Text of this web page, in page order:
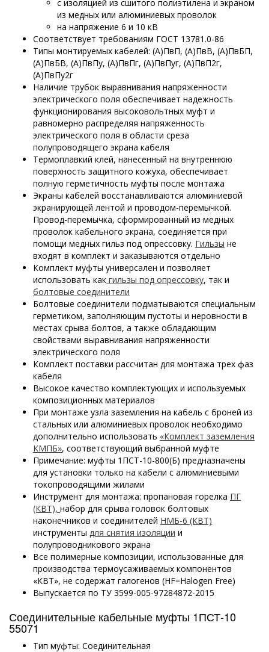
с изоляцией из сшитого полиэтилена и экраном
из медных или алюминиевых проволок
на напряжение 6 и 10 кВ
Соответствует требованиям ГОСТ 13781.0-86
Типы монтируемых кабелей: (А)ПвП, (А)ПвВ, (А)ПвБП,
(А)ПвБВ, (А)ПвПу, (А)ПвПг, (А)ПвПуг, (А)ПвП2г,
(А)ПвПу2г
Наличие трубок выравнивания напряженности
электрического поля обеспечивает надежность
функционирования высоковольтных муфт и
равномерно распределяя напряженность
электрического поля в области среза
полупроводящего экрана кабеля
Термоплавкий клей, нанесенный на внутреннюю
поверхность защитного кожуха, обеспечивает
полную герметичность муфты после монтажа
Экраны кабелей восстанавливаются алюминиевой
экранирующей лентой и проводом-перемычкой.
Провод-перемычка, сформированный из медных
проволок кабельного экрана, соединяется при
помощи медных гильз под опрессовку. Гильзы не
входят в комплект и заказываются отдельно
Комплект муфты универсален и позволяет
использовать как гильзы под опрессовку, так и
болтовые соединители
Болтовые соединители подматываются специальным
герметиком, заполняющим пустоты и неровности в
местах срыва болтов, а также обладающим
свойствами выравнивания напряженности
электрического поля
Комплект поставки рассчитан для монтажа трех фаз
кабеля
Высокое качество комплектующих и используемых
композиционных материалов
При монтаже узла заземления на кабель с броней из
стальных или алюминиевых проволок необходимо
дополнительно использовать «Комплект заземления
КМПБ», соответствующий выбранной муфте
Примечание: муфты 1ПСТ-10-800(Б) предназначены
для установки только на кабели с алюминиевыми
токопроводящими жилами
Инструмент для монтажа: пропановая горелка ПГ
(КВТ), набор для срыва головок болтовых
наконечников и соединителей НМБ-6 (КВТ)
инструменты для снятия изоляции и
полупроводникового экрана
Все полимерные композиции, использованные для
производства термоусаживаемых компонентов
«КВТ», не содержат галогенов (HF=Halogen Free)
Выпускается по ТУ 3599-005-97284872-2015
Соединительные кабельные муфты 1ПСТ-10
55071
Тип муфты: Соединительная